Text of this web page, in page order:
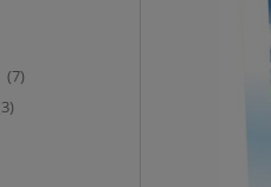
(7)